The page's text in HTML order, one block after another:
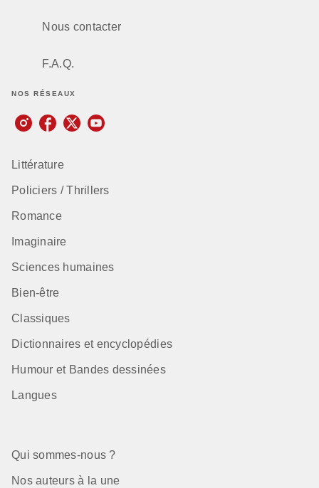
Nous contacter
F.A.Q.
NOS RÉSEAUX
Littérature
Policiers / Thrillers
Romance
Imaginaire
Sciences humaines
Bien-être
Classiques
Dictionnaires et encyclopédies
Humour et Bandes dessinées
Langues
Qui sommes-nous ?
Nos auteurs à la une